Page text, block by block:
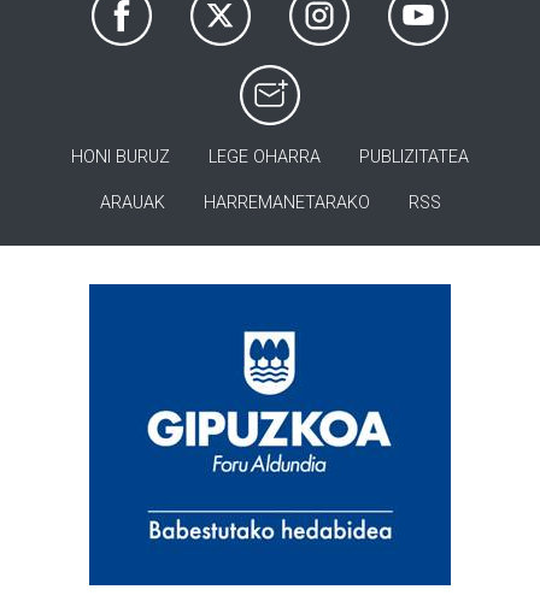
HONI BURUZ LEGE OHARRA PUBLIZITATEA
ARAUAK HARREMANETARAKO RSS